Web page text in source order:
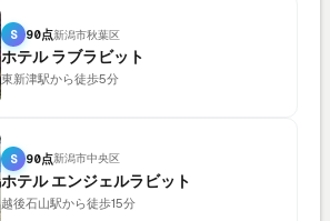
S 90点新潟市秋葉区
ホテル ラブラビット
東新津駅から徒歩5分
S 90点新潟市中央区
ホテル エンジェルラビット
越後石山駅から徒歩15分